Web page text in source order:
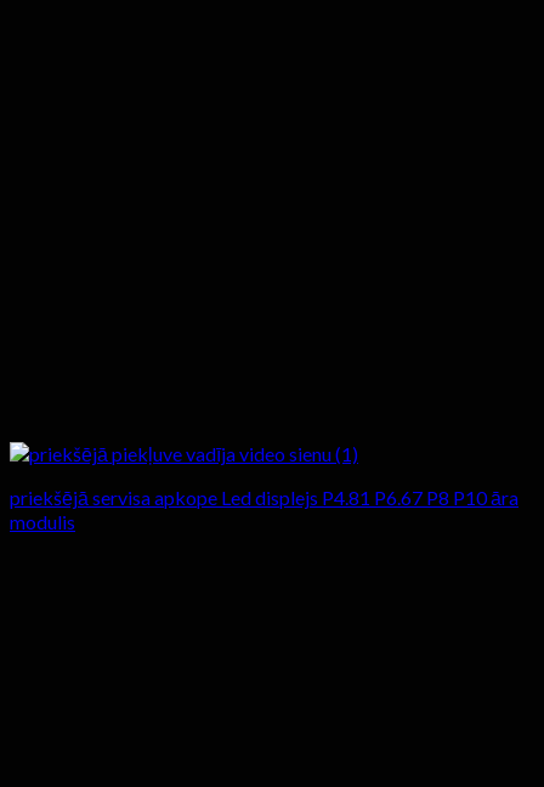
priekšējā servisa apkope Led displejs P4.81 P6.67 P8 P10 āra
modulis